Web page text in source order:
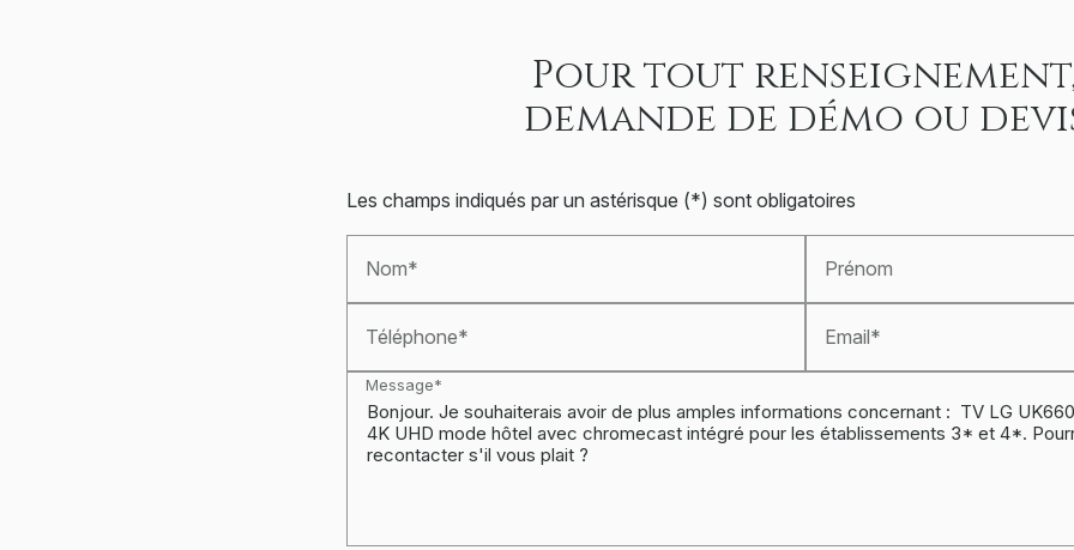
Pour tout
demande de démo ou
Les champs indiqués par un astérisque (*) sont obligatoires
Nom* Prénom
Téléphone* Email*
Message*